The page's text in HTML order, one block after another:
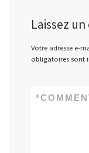
Laissez
Votre adresse e-
obligatoires sont
*